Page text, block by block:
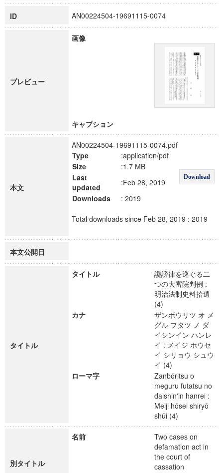
ID AN00224504-19691115-0074
プレビュー
画像
キャプション
本文
AN00224504-19691115-0074.pdf
Type
:application/pdf
Download
Size
:1.7 MB
Last
updated
:Feb 28, 2019
Downloads
: 2019
Total downloads since Feb 28, 2019 : 2019
本文公開日
タイトル
タイトル
讒謗律を巡ぐる二
つの大審院判例 :
明治法制史料拾遺
(4)
カナ
ザンボウリツ オ メ
グル フタツ ノ ダ
イシンイン ハンレ
イ : メイジ ホウセ
イ シリョウ シュウ
イ (4)
ローマ字
Zanbōritsu o
meguru futatsu no
daishin'in hanrei :
Meiji hōsei shiryō
shūi (4)
別タイトル
名前
Two cases on
defamation act in
the court of
cassation